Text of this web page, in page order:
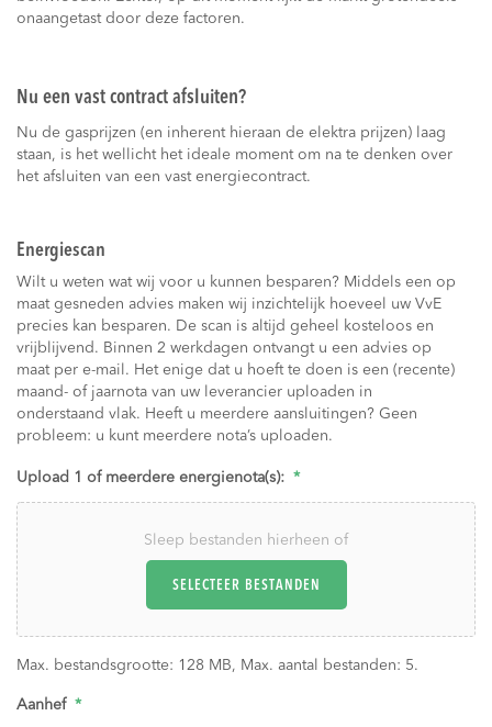
onaangetast door deze factoren.
Nu een vast contract afsluiten?
Nu de gasprijzen (en inherent hieraan de elektra prijzen) laag
staan, is het wellicht het ideale moment om na te denken over
het afsluiten van een vast energiecontract.
Energiescan
Wilt u weten wat wij voor u kunnen besparen? Middels een op
maat gesneden advies maken wij inzichtelijk hoeveel uw VvE
precies kan besparen. De scan is altijd geheel kosteloos en
vrijblijvend. Binnen 2 werkdagen ontvangt u een advies op
maat per e-mail. Het enige dat u hoeft te doen is een (recente)
maand- of jaarnota van uw leverancier uploaden in
onderstaand vlak. Heeft u meerdere aansluitingen? Geen
probleem: u kunt meerdere nota’s uploaden.
Upload 1 of meerdere energienota(s): *
Sleep bestanden hierheen of
SELECTEER BESTANDEN
Max. bestandsgrootte: 128 MB, Max. aantal bestanden: 5.
Aanhef *